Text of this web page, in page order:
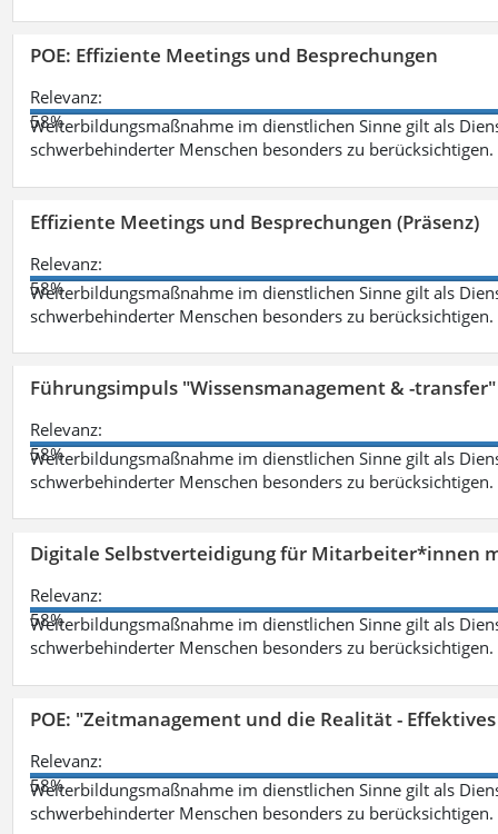
POE: Effiziente Meetings und Besprechungen
Relevanz:
58%
Weiterbildungsmaßnahme im dienstlichen Sinne gilt als
schwerbehinderter Menschen besonders zu berücksichtigen.
Effiziente Meetings und Besprechungen (Präsenz)
Relevanz:
58%
Weiterbildungsmaßnahme im dienstlichen Sinne gilt als
schwerbehinderter Menschen besonders zu berücksichtigen.
Führungsimpuls "Wissensmanagement & -
Relevanz:
58%
Weiterbildungsmaßnahme im dienstlichen Sinne gilt als
schwerbehinderter Menschen besonders zu berücksichtigen.
Digitale Selbstverteidigung für Mitarbeiter*innen
Relevanz:
58%
Weiterbildungsmaßnahme im dienstlichen Sinne gilt als
schwerbehinderter Menschen besonders zu berücksichtigen.
POE: "Zeitmanagement und die Realität -
Relevanz:
58%
Weiterbildungsmaßnahme im dienstlichen Sinne gilt als
schwerbehinderter Menschen besonders zu berücksichtigen.